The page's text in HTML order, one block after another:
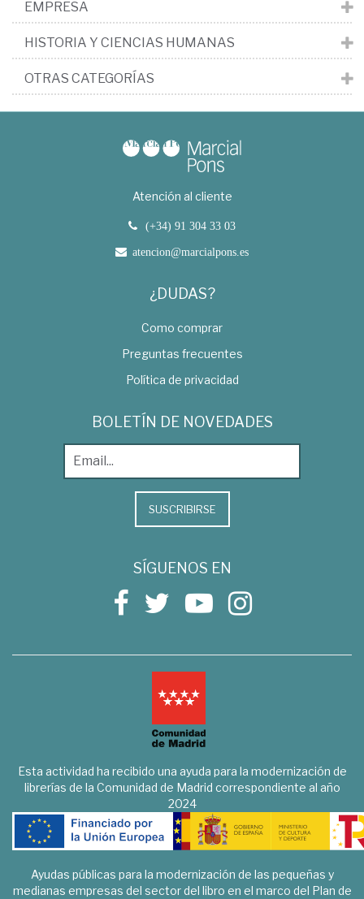
EMPRESA
HISTORIA Y CIENCIAS HUMANAS
OTRAS CATEGORÍAS
Atención al cliente
(+34) 91 304 33 03
atencion@marcialpons.es
¿DUDAS?
Como comprar
Preguntas frecuentes
Política de privacidad
BOLETÍN DE NOVEDADES
SUSCRIBIRSE
SÍGUENOS EN
Esta actividad ha recibido una ayuda para la modernización de
librerías de la Comunidad de Madrid correspondiente al año
2024
Ayudas públicas para la modernización de las pequeñas y
medianas empresas del sector del libro en el marco del Plan de